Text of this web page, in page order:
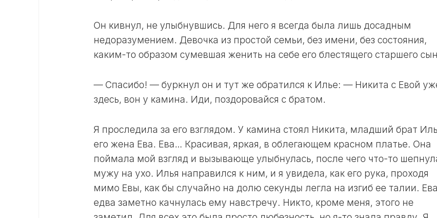
Он кивнул, не улыбнувшись. Для него я всегда была лишь досадным
недоразумением. Девочка из простой семьи, без имени, без состояния,
каким-то образом сумевшая женить на себе его блестящего старшего
— Спасибо! — буркнул он и тут же обратился к Илье: — Никита с Евой
здесь, вон у камина. Иди, поздоровайся с братом.
Я проследила за его взглядом. У камина стоял Никита, младший брат
его жена Ева. Ева… Красивая, яркая, в облегающем красном платье. Она
поймала мой взгляд и вызывающе улыбнулась, после чего что-то
мужу на ухо. Илья направился к ним, и я увидела, как его рука, проходя
мимо Евы, как бы случайно на долю секунды легла на изгиб ее талии. Ева
едва заметно качнулась ему навстречу. Никто, кроме меня, этого не